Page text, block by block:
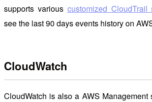
supports various customized CloudTrail
see the last 90 days events history on
CloudWatch
CloudWatch is also a AWS Management